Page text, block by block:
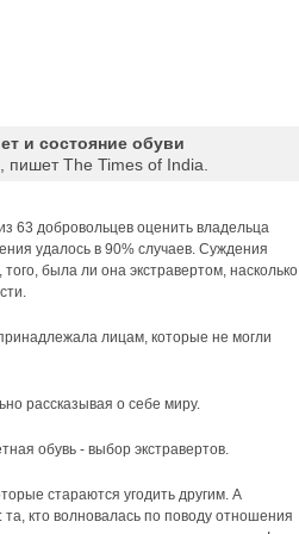
и состояние обуви
, пишет The Times of India.
63 добровольцев оценить владельца
удалось в 90% случаев. Суждения
была ли она экстравертом, насколько
лицам, которые не могли
рассказывая о себе миру.
обувь - выбор экстравертов.
стараются угодить другим. А
кто волновалась по поводу отношения